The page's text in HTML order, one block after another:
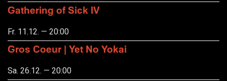
Gathering of Sick IV
Fr. 11.12. — 20:00
Gros Coeur | Yet No Yokai
Sa. 26.12. — 20:00